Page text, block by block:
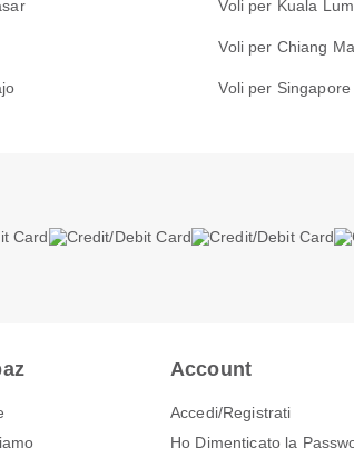
Voli per Kuala
Voli per Chiang
Voli per Singapore
Account
Accedi/Registrati
Ho Dimenticato la